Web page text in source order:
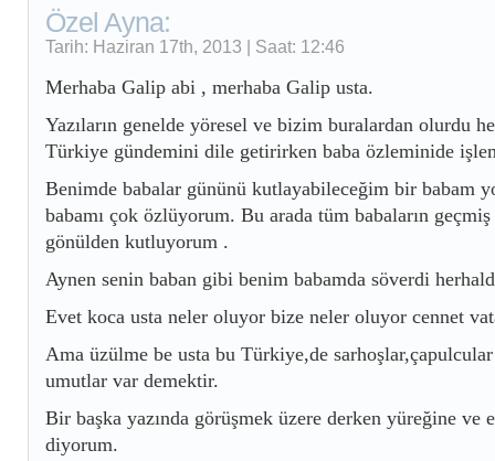
Özel Ayna:
Tarih: Haziran 17th, 2013 | Saat: 12:46
Merhaba Galip abi , merhaba Galip usta.
Yazıların genelde yöresel ve bizim buralardan olurdu
Türkiye gündemini dile getirirken baba özleminide
Benimde babalar gününü kutlayabileceğim bir babam
babamı çok özlüyorum. Bu arada tüm babaların
gönülden kutluyorum .
Aynen senin baban gibi benim babamda söverdi
Evet koca usta neler oluyor bize neler oluyor cennet
Ama üzülme be usta bu Türkiye,de
umutlar var demektir.
Bir başka yazında görüşmek üzere derken yüreğine ve
diyorum.